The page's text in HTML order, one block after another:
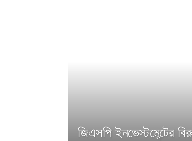
জিএসপি ইনভেস্টমেন্টের